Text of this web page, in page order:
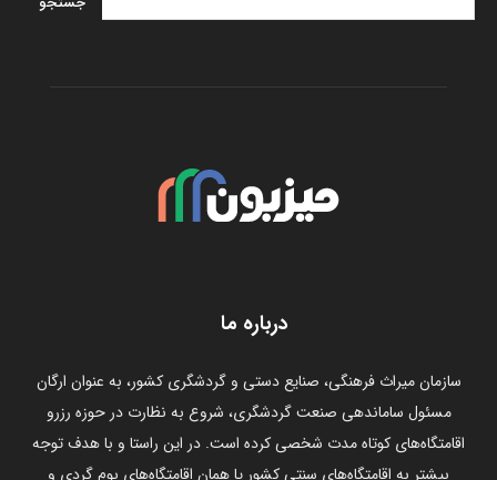
درباره ما
سازمان میراث فرهنگی، صنایع دستی و گردشگری کشور، به عنوان ارگان
مسئول ساماندهی صنعت گردشگری، شروع به نظارت در حوزه رزرو
اقامتگاه‌های کوتاه مدت شخصی کرده است. در این راستا و با هدف توجه
بیشتر به اقامتگاه‌های سنتی کشور یا همان اقامتگاه‌های بوم گردی و